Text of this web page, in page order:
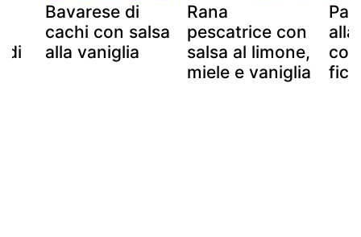
di
Bavarese di
cachi con salsa
alla vaniglia
Rana
pescatrice con
salsa al limone,
miele e vaniglia